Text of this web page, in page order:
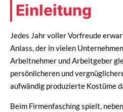
Einleitung
Jedes Jahr voller Vorfreude
Anlass, der in vielen
Arbeitnehmer und Arbeitgeber
persönlicheren und
aufwändig produzierte Kostüme
Beim Firmenfasching spielt,